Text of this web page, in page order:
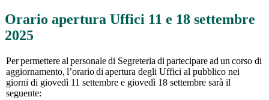
Orario apertura Uffici 11 e 18 settembre
2025
Perpermettereal personale di Segreteria di parteciparead un corso di
aggiornamento, l’orariodi apertura degli Uffici al pubblico nei
giorni di giovedì 11 settembre e giovedì 18 settembre sarà il
seguente: